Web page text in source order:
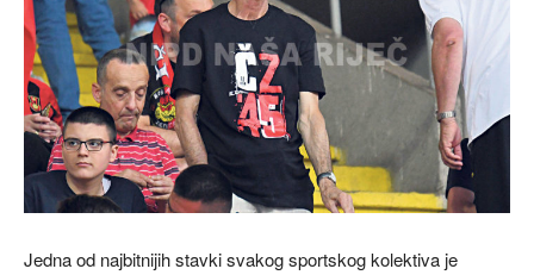
Jedna od najbitnijih stavki svakog sportskog kolektiva je